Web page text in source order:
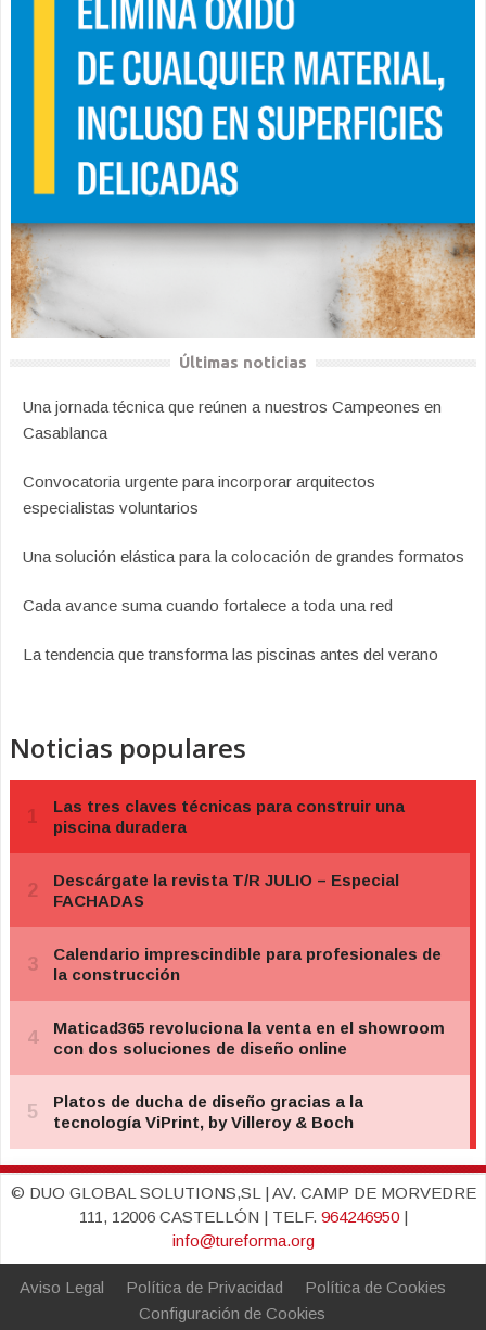
Últimas noticias
Una jornada técnica que reúnen a nuestros Campeones en
Casablanca
Convocatoria urgente para incorporar arquitectos
especialistas voluntarios
Una solución elástica para la colocación de grandes formatos
Cada avance suma cuando fortalece a toda una red
La tendencia que transforma las piscinas antes del verano
Noticias populares
© DUO GLOBAL SOLUTIONS,SL | AV. CAMP DE MORVEDRE
111, 12006 CASTELLÓN | TELF. 964246950|
info@tureforma.org
Aviso Legal Política de Privacidad
Política de Cookies
Configuración de Cookies